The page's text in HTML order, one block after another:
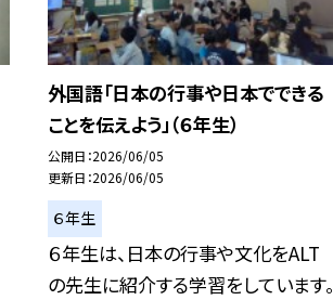
外国語「日本の行事や日本でできる
ことを伝えよう」（６年生）
公開日 2026/06/05
更新日 2026/06/05
６年生
６年生は、日本の行事や文化をALT
の先生に紹介する学習をしています。